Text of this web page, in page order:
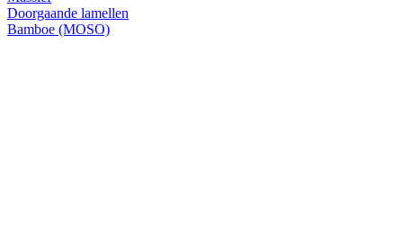
Doorgaande lamellen
Bamboe (MOSO)